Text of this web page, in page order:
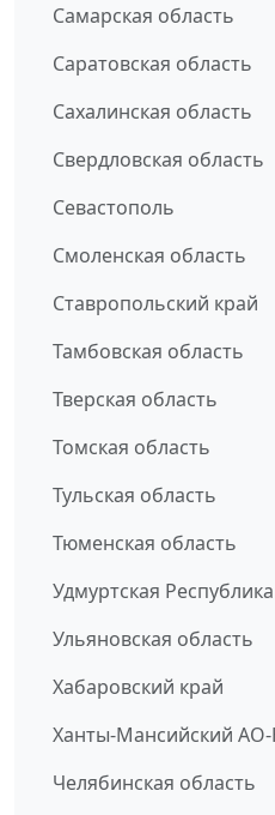
Самарская область
Саратовская область
Сахалинская область
Свердловская область
Севастополь
Смоленская область
Ставропольский край
Тамбовская область
Тверская область
Томская область
Тульская область
Тюменская область
Удмуртская Республика
Ульяновская область
Хабаровский край
Ханты-Мансийский
Челябинская область